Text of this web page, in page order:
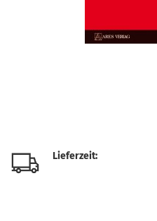
Lieferzeit: